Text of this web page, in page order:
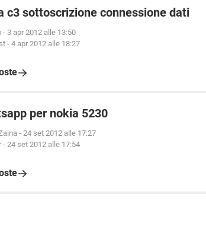
c3 sottoscrizione connessione dati
- 3 apr 2012 alle 13:50
- 4 apr 2012 alle 18:27
per nokia 5230
- 24 set 2012 alle 17:27
- 24 set 2012 alle 17:54